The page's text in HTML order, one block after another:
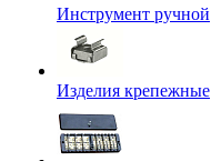
Инструмент ручной
Изделия крепежные